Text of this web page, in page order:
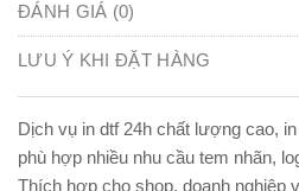
ĐÁNH GIÁ (0)
LƯU Ý KHI ĐẶT HÀNG
Dịch vụ in dtf 24h chất lượng cao,
phù hợp nhiều nhu cầu tem nhãn,
Thích hợp cho shop, doanh nghiệp